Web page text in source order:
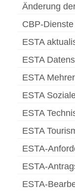
Änderung
CBP-Dienste
ESTA
ESTA
ESTA
ESTA
ESTA
ESTA
ESTA-
ESTA-
ESTA-